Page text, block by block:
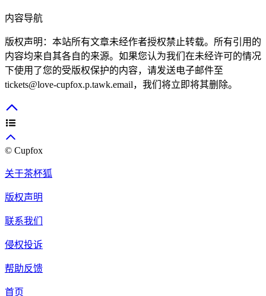
内容导航
版权声明：本站所有文章未经作者授权禁止转载。所有引用的
内容均来自其各自的来源。如果您认为我们在未经许可的情况
下使用了您的受版权保护的内容，请发送电子邮件至
tickets@love-cupfox.p.tawk.email，我们将立即将其删除。
© Cupfox
关于茶杯狐
版权声明
联系我们
侵权投诉
帮助反馈
首页